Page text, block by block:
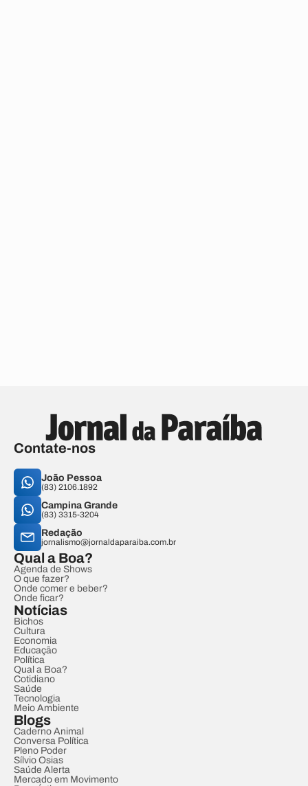
Contate-nos
João Pessoa
(83) 2106.1892
Campina Grande
(83) 3315-3204
Redação
jornalismo@jornaldaparaiba.com.br
Qual a Boa?
Agenda de Shows
O que fazer?
Onde comer e beber?
Onde ficar?
Notícias
Bichos
Cultura
Economia
Educação
Política
Qual a Boa?
Cotidiano
Saúde
Tecnologia
Meio Ambiente
Blogs
Caderno Animal
Conversa Política
Pleno Poder
Sílvio Osias
Saúde Alerta
Mercado em Movimento